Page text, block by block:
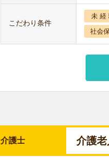
こだわり条件
未 経
社会
介護士 介護